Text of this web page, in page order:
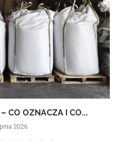
CO OZNACZA I CO...
2026